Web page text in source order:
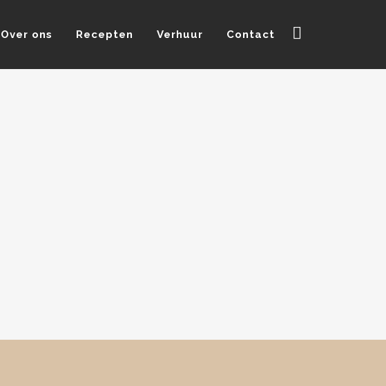
Over ons Recepten Verhuur Contact